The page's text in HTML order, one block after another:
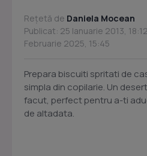
Rețetă de Daniela Mocean
Publicat: 25 Ianuarie 2013,
Februarie 2025, 15:45
Prepara biscuiti spritati de
simpla din copilarie. Un
facut, perfect pentru a-ti
de altadata.